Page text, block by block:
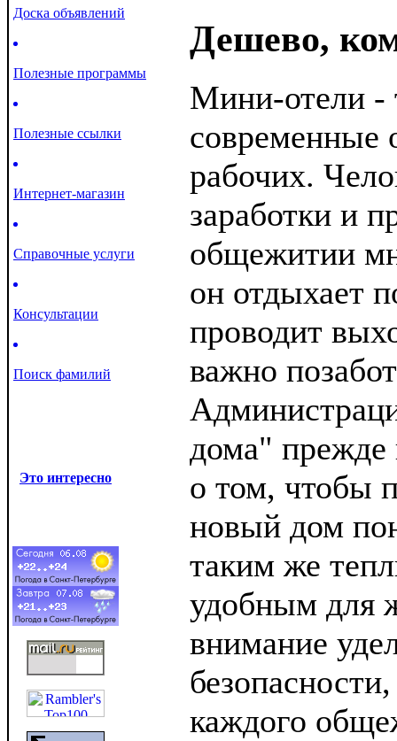
Доска объявлений
Полезные программы
Полезные ссылки
Интернет-магазин
Справочные услуги
Консультации
Поиск фамилий
Это интересно
Дешево,
Мини-отели -
современные
рабочих.
заработки и
общежитии
он отдыхает
проводит
важно
дома" прежде
о том, чтобы
новый дом
таким же
удобным для
внимание
каждого